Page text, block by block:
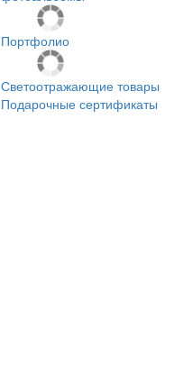
Портфолио
Светоотражающие товары
Подарочные сертификаты